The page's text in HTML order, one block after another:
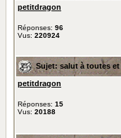
petitdragon
Réponses: 96
Vus: 220924
Sujet: salut à toutes
petitdragon
Réponses: 15
Vus: 20188